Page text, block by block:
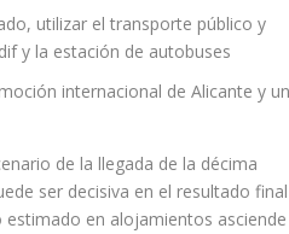
utilizar el transporte público y
y la estación de autobuses
internacional de Alicante y
de la llegada de la décima
ser decisiva en el resultado final
en alojamientos asciende